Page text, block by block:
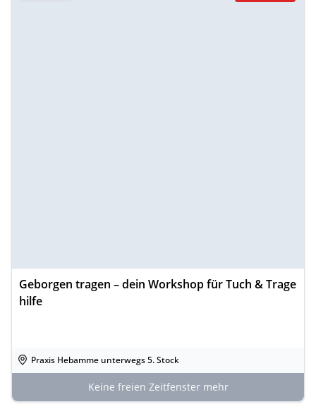
Geborgen tragen – dein Workshop für Tuch & Trage
hilfe
Praxis Hebamme unterwegs 5. Stock
Keine freien Zeitfenster mehr